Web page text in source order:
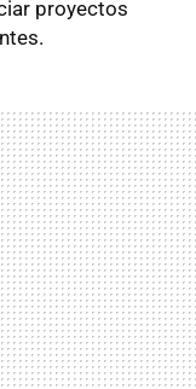
proyectos